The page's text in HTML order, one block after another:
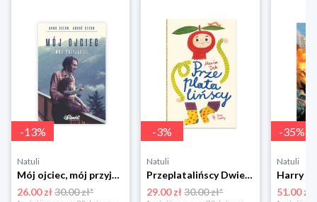
-13%
Natuli
Mój ojciec, mój przyjaciel Element
26.00 zł30.00 zł*
-3%
Natuli
Przeplatalińscy Dwie siostry
29.00 zł 30.00 zł*
-35%
Natuli
51.00 zł